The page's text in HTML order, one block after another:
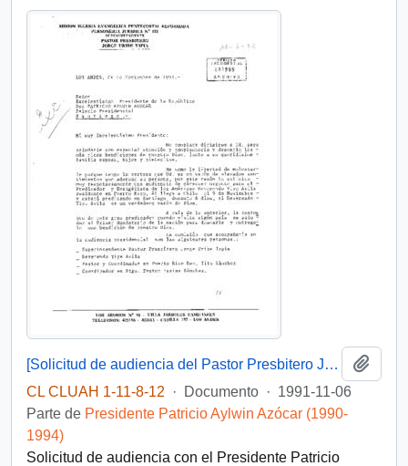
[Solicitud de audiencia del Pastor Presbitero Jorge Uribe Tapia]
CL CLUAH 1-11-8-12
· Documento · 1991-11-06
Parte de Presidente Patricio Aylwin Azócar (1990-
1994)
Solicitud de audiencia con el Presidente Patricio